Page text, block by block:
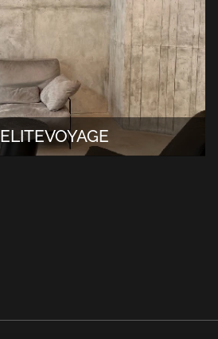
ELITEVOYAGE